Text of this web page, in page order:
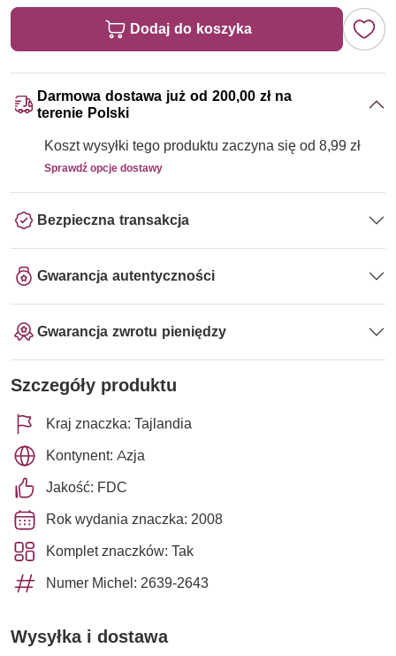
Dodaj do koszyka
Darmowa dostawa już od 200,00 zł na
terenie Polski
Koszt wysyłki tego produktu zaczyna się od 8,99 zł
Sprawdź opcje dostawy
Bezpieczna transakcja
Gwarancja autentyczności
Gwarancja zwrotu pieniędzy
Szczegóły produktu
Kraj znaczka: Tajlandia
Kontynent: Azja
Jakość: FDC
Rok wydania znaczka: 2008
Komplet znaczków: Tak
Numer Michel: 2639-2643
Wysyłka i dostawa